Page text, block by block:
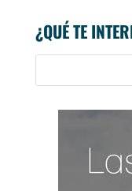
¿QUÉ TE